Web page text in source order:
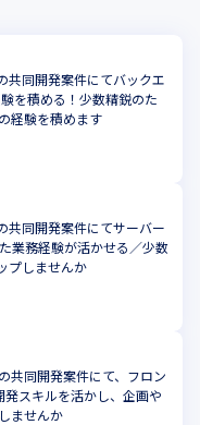
共同開発案件にてバックエ
を積める！少数精鋭のた
経験を積めます
共同開発案件にてサーバー
業務経験が活かせる／少数
プしませんか
共同開発案件にて、フロン
スキルを活かし、企画や
ませんか